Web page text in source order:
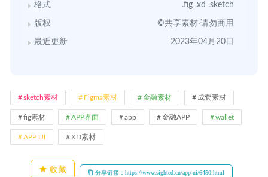
格式 .fig .xd .sketch
版权 ©共享素材·请勿商用
最近更新 2023年04月20日
sketch素材 Figma素材 金融素材 成套素材
fig素材 APP界面 app 金融APP wallet
APP UI XD素材
收藏 分享链接：https://www.sighted.cn/app-ui/6450.html